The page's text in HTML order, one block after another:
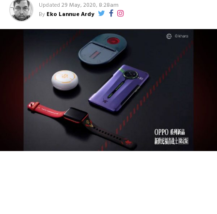
Updated 29 May, 2020, 8:28am
By Eko Lannue Ardy